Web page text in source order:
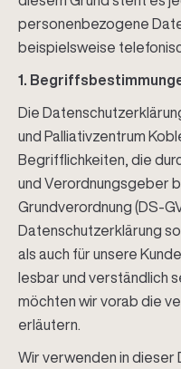
personenbezogene
beispielsweise
1.
Die
und Palliativzentrum
Begrifflichkeiten, die
und Verordnungsgeber
Grundverordnung (DS-
Datenschutzerklärung
als auch für unsere
lesbar und verständlich
möchten wir vorab die
erläutern.
Wir verwenden in dieser